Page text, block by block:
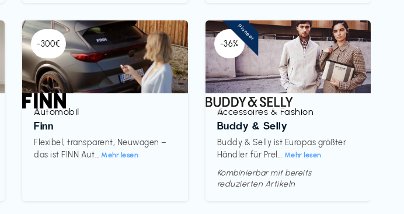
-300€
Automobil
Finn
Flexibel, transparent, Neuwagen –
das ist FINN Aut...Mehr lesen
€‎
-36%
Accessoires & Fashion
Buddy & Selly
Buddy & Selly ist Europas größter
Händler für Prel... Mehr lesen
€‎
Kombinierbar mit bereits
reduzierten Artikeln
Pioneer